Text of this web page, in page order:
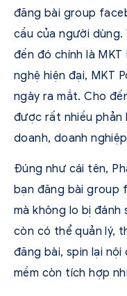
đăng bài group
cầu của người dùng.
đến đó chính là
nghệ hiện đại, MKT
ngày ra mắt. Cho
được rất nhiều phản
doanh, doanh
Đúng như cái tên,
bạn đăng bài group
mà không lo bị đánh
còn có thể quản lý,
đăng bài, spin lại
mềm còn tích hợp